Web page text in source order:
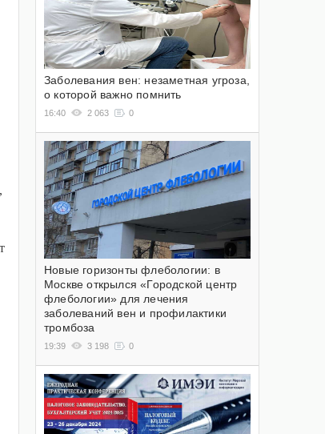
Заболевания вен: незаметная угроза,
о которой важно помнить
16:40 2 063 0
Новые горизонты флебологии: в
Москве открылся «Городской центр
флебологии» для лечения
заболеваний вен и профилактики
тромбоза
19:39 3 198 0